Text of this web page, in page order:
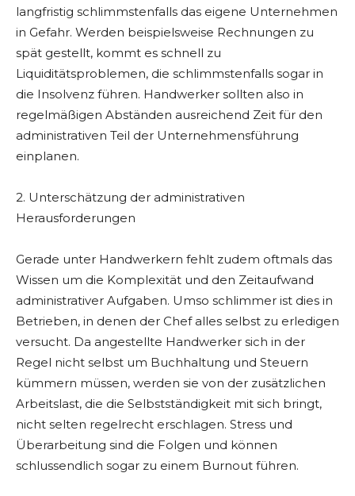
langfristig schlimmstenfalls das eigene Unternehmen
in Gefahr. Werden beispielsweise Rechnungen zu
spät gestellt, kommt es schnell zu
Liquiditätsproblemen, die schlimmstenfalls sogar in
die Insolvenz führen. Handwerker sollten also in
regelmäßigen Abständen ausreichend Zeit für den
administrativen Teil der Unternehmensführung
einplanen.
2. Unterschätzung der administrativen
Herausforderungen
Gerade unter Handwerkern fehlt zudem oftmals das
Wissen um die Komplexität und den Zeitaufwand
administrativer Aufgaben. Umso schlimmer ist dies in
Betrieben, in denen der Chef alles selbst zu erledigen
versucht. Da angestellte Handwerker sich in der
Regel nicht selbst um Buchhaltung und Steuern
kümmern müssen, werden sie von der zusätzlichen
Arbeitslast, die die Selbstständigkeit mit sich bringt,
nicht selten regelrecht erschlagen. Stress und
Überarbeitung sind die Folgen und können
schlussendlich sogar zu einem Burnout führen.